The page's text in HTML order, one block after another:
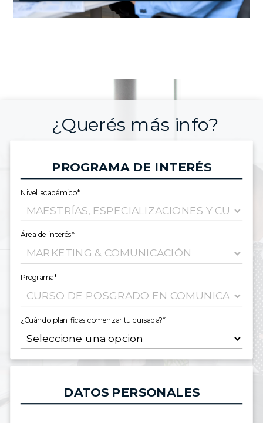
¿Querés más info?
PROGRAMA DE INTERÉS
Nivel académico*
Área de interés*
Programa*
¿Cuándo planificas comenzar tu cursada?*
DATOS PERSONALES